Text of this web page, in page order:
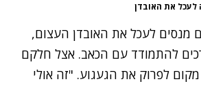
את האובדן
מנסים לעכל את האובדן העצום,
להתמודד עם הכאב. אצל חלקם
לפרוק את הגעגוע. "זה אולי